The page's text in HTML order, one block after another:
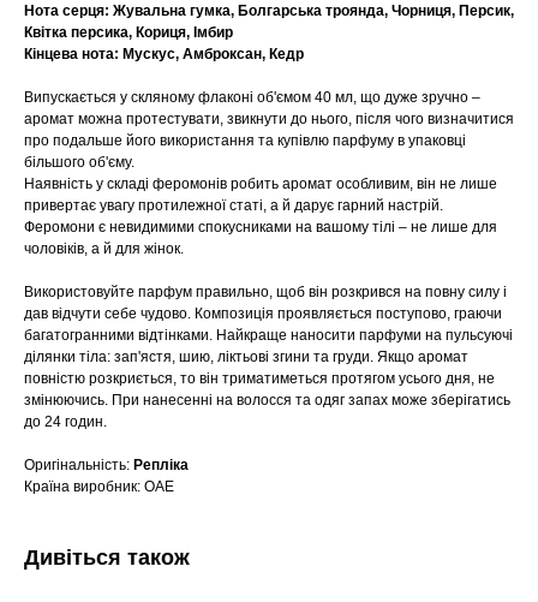
Нота серця: Жувальна гумка, Болгарська троянда, Чорниця, Персик,
Квітка персика, Кориця, Імбир
Кінцева нота: Мускус, Амброксан, Кедр
Випускається у скляному флаконі об'ємом 40 мл, що дуже зручно –
аромат можна протестувати, звикнути до нього, після чого визначитися
про подальше його використання та купівлю парфуму в упаковці
більшого об'єму.
Наявність у складі феромонів робить аромат особливим, він не лише
привертає увагу протилежної статі, а й дарує гарний настрій.
Феромони є невидимими спокусниками на вашому тілі – не лише для
чоловіків, а й для жінок.
Використовуйте парфум правильно, щоб він розкрився на повну силу і
дав відчути себе чудово. Композиція проявляється поступово, граючи
багатогранними відтінками. Найкраще наносити парфуми на пульсуючі
ділянки тіла: зап'ястя, шию, ліктьові згини та груди. Якщо аромат
повністю розкриється, то він триматиметься протягом усього дня, не
змінюючись. При нанесенні на волосся та одяг запах може зберігатись
до 24 годин.
Оригінальність: Репліка
Країна виробник: ОАЕ
Дивіться також